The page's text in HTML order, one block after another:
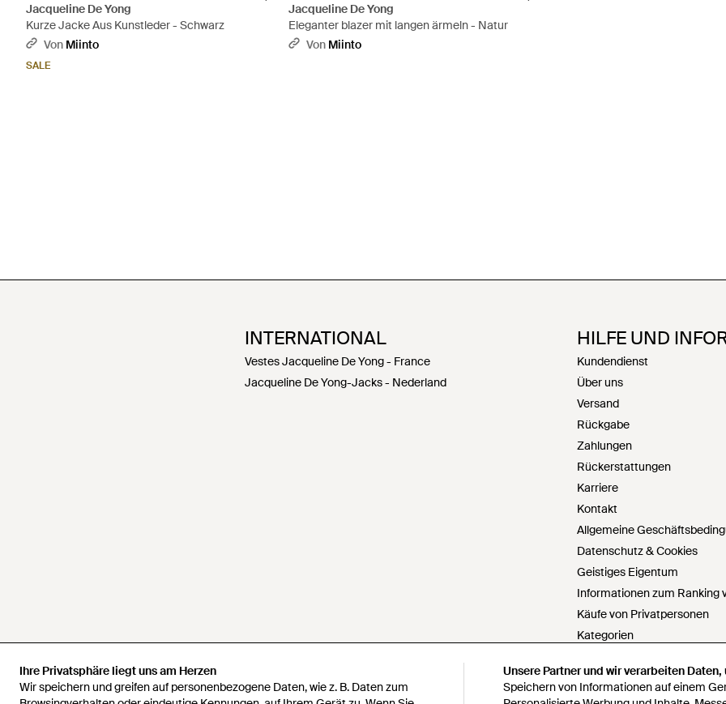
Ihre Privatsphäre liegt uns am Herzen
Wir speichern und greifen auf personenbezogene Daten, wie z. B. Daten zum
Unsere Partner und wir verarbeiten
Speichern von Informationen auf einem
Ihre Privatsphäre liegt uns am Herzen
Wir speichern und greifen auf personenbezogene Daten, wie z. B. Daten zum
Unsere Partner und wir verarbeiten
Speichern von Informationen auf einem
Jacqueline De Yong
Kurze Jacke Aus Kunstleder - Schwarz
Von Miinto
SALE
Jacqueline De Yong
Eleganter blazer mit langen ärmeln - Natur
Von Miinto
INTERNATIONAL
Vestes Jacqueline De Yong - France
Jacqueline De Yong-Jacks - Nederland
HILFE UND
Kundendienst
Über uns
Versand
Rückgabe
Zahlungen
Rückerstattungen
Karriere
Kontakt
Allgemeine
Datenschutz & Cookies
Geistiges Eigentum
Informationen zum Ranking
Käufe von Privatpersonen
Kategorien
Cookie Einstellungen
Meine personenbezogenen